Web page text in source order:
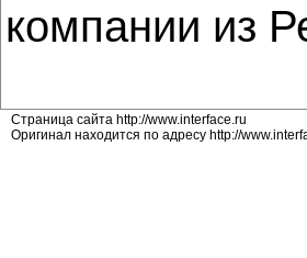
компании из
Страница сайта http://www.interface.ru
Оригинал находится по адресу http://